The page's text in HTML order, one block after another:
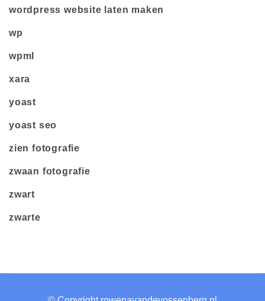
wordpress website laten maken
wp
wpml
xara
yoast
yoast seo
zien fotografie
zwaan fotografie
zwart
zwarte